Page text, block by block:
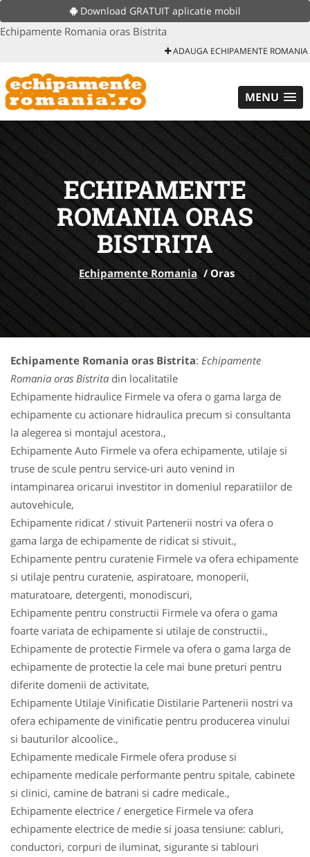
Download GRATUIT aplicatie mobil
Echipamente Romania oras Bistrita
ADAUGA ECHIPAMENTE ROMANIA
MENU
ECHIPAMENTE
ROMANIA ORAS
BISTRITA
Echipamente Romania / Oras
Echipamente Romania oras Bistrita: Echipamente
Romania oras Bistrita din localitatile
Echipamente hidraulice Firmele va ofera o gama larga de
echipamente cu actionare hidraulica precum si consultanta
la alegerea si montajul acestora.,
Echipamente Auto Firmele va ofera echipamente, utilaje si
truse de scule pentru service-uri auto venind in
intampinarea oricarui investitor in domeniul reparatiilor de
autovehicule,
Echipamente ridicat / stivuit Partenerii nostri va ofera o
gama larga de echipamente de ridicat si stivuit.,
Echipamente pentru curatenie Firmele va ofera echipamente
si utilaje pentru curatenie, aspiratoare, monoperii,
maturatoare, detergenti, monodiscuri,
Echipamente pentru constructii Firmele va ofera o gama
foarte variata de echipamente si utilaje de constructii.,
Echipamente de protectie Firmele va ofera o gama larga de
echipamente de protectie la cele mai bune preturi pentru
diferite domenii de activitate,
Echipamente Utilaje Vinificatie Distilarie Partenerii nostri va
ofera echipamente de vinificatie pentru producerea vinului
si bauturilor alcoolice.,
Echipamente medicale Firmele ofera produse si
echipamente medicale performante pentru spitale, cabinete
si clinici, camine de batrani si cadre medicale.,
Echipamente electrice / energetice Firmele va ofera
echipamente electrice de medie si joasa tensiune: cabluri,
conductori, corpuri de iluminat, sigurante si tablouri